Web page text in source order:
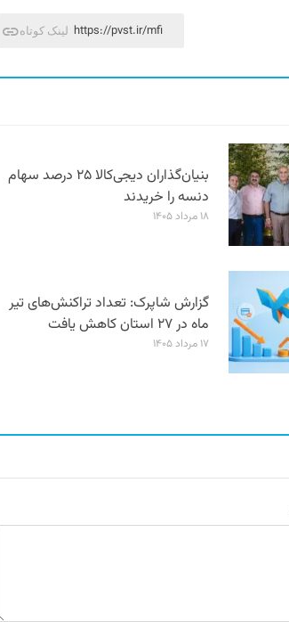
لینک کوتاه https://pvst.ir/mfi
بنیان‌گذاران دیجی‌کالا ۲۵ درصد سهام
دنسه را خریدند
۱۸ مرداد ۱۴۰۵
گزارش شاپرک: تعداد تراکنش‌های تیر
ماه در ۲۷ استان‌ کاهش یافت
۱۷ مرداد ۱۴۰۵